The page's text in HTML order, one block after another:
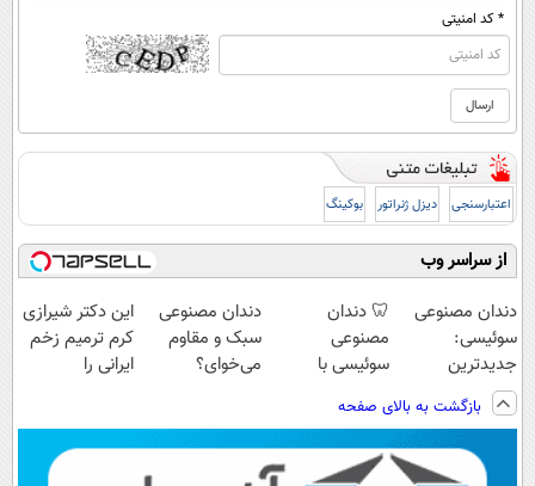
* کد امنیتی
اعتبارسنجی دیزل ژنراتور بوکینگ
از سراسر وب
دندان مصنوعی
سوئیسی:
جدیدترین
فناوری اروپا،
سبک و مقاوم |
پرداخت قسطی
🦷 دندان
مصنوعی
سوئیسی با
دیجیتال |
پرداخت در 4
قسط |📍 تهران
دندان مصنوعی
سبک و مقاوم
می‌خوای؟
📍تهران
این دکتر شیرازی
کرم ترمیم زخم
ایرانی را
بازگشت به بالای صفحه